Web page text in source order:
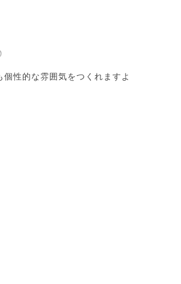
個性的な雰囲気をつくれますよ